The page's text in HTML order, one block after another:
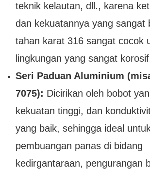
teknik kelautan, dll., karena
dan kekuatannya yang sangat
tahan karat 316 sangat cocok
lingkungan yang sangat
Seri Paduan Aluminium
7075): Dicirikan oleh bobot
kekuatan tinggi, dan
yang baik, sehingga ideal
pembuangan panas di bidang
kedirgantaraan, pengurangan